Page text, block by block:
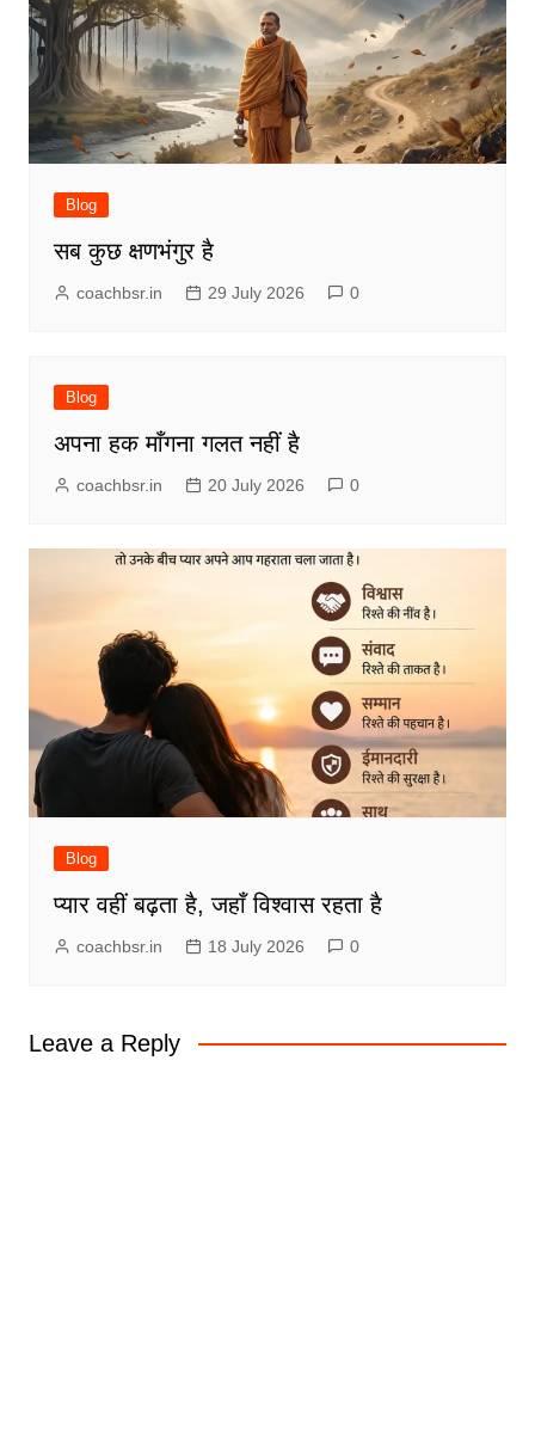
Blog
सब कुछ क्षणभंगुर है
coachbsr.in 29 July 2026 0
Blog
अपना हक माँगना गलत नहीं है
coachbsr.in 20 July 2026 0
Blog
प्यार वहीं बढ़ता है, जहाँ विश्वास रहता है
coachbsr.in 18 July 2026 0
Leave a Reply